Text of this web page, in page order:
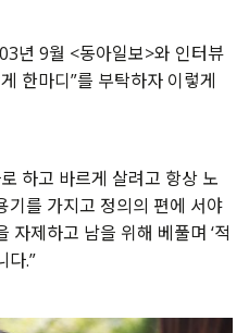
년 9월 <동아일보>와 인터뷰
한마디”를 부탁하자 이렇게
하고 바르게 살려고 항상 노
기를 가지고 정의의 편에 서야
자제하고 남을 위해 베풀며 ‘적
다.”